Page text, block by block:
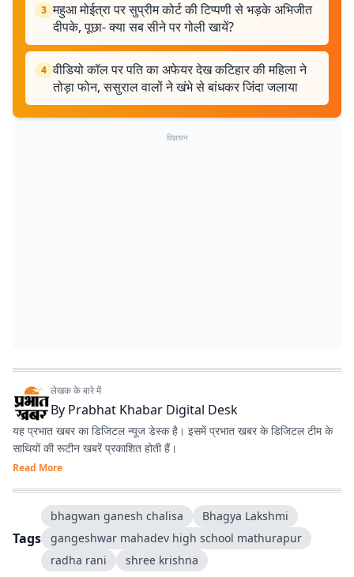
3 महुआ मोईत्रा पर सुप्रीम कोर्ट की टिप्पणी से भड़के अभिजीत
दीपके, पूछा- क्या सब सीने पर गोली खायें?
4 वीडियो कॉल पर पति का अफेयर देख कटिहार की महिला ने
तोड़ा फोन, ससुराल वालों ने खंभे से बांधकर जिंदा जलाया
विज्ञापन
लेखक के बारे में
By Prabhat Khabar Digital Desk
यह प्रभात खबर का डिजिटल न्यूज डेस्क है। इसमें प्रभात खबर के डिजिटल टीम के
साथियों की रूटीन खबरें प्रकाशित होती हैं।
Read More
Tags
bhagwan ganesh chalisa
Bhagya Lakshmi
gangeshwar mahadev high school mathurapur
radha rani
shree krishna